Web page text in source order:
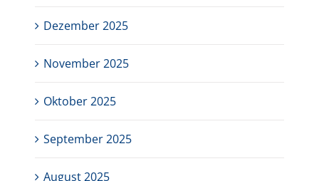
Dezember 2025
November 2025
Oktober 2025
September 2025
August 2025